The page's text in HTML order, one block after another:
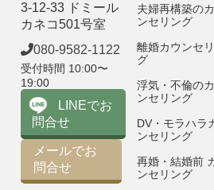
3-12-33 ドミール
カネコ501号室
080-9582-1122
受付時間 10:00〜
19:00
LINEでお
問合せ
メールでお
問合せ
夫婦再構築の
ンセリング
離婚カウンセ
グ
浮気・不倫の
ンセリング
DV・モラハラ
ンセリング
再婚・結婚前
ンセリング